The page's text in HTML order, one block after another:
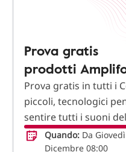
Prova gratis
prodotti
Prova gratis in tutti i
piccoli, tecnologici
sentire tutti i suoni
Quando: Da
Dicembre 08:00